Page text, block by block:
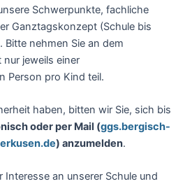
Schwerpunkte, fachliche
Ganztagskonzept (Schule bis
Bitte nehmen Sie an dem
jeweils einer
Person pro Kind teil.
haben, bitten wir Sie, sich bis
oder per Mail (ggs.bergisch-
) anzumelden.
Interesse an unserer Schule und